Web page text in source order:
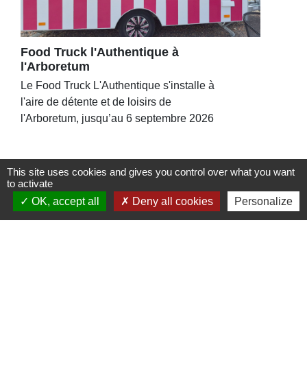
Food Truck l'Authentique à
l'Arboretum
Le Food Truck L'Authentique s'installe à
l'aire de détente et de loisirs de
l'Arboretum, jusqu’au 6 septembre 2026
Contacts
This site uses cookies and gives you control over what you want
to activate
OK, accept all
Deny all cookies Personalize